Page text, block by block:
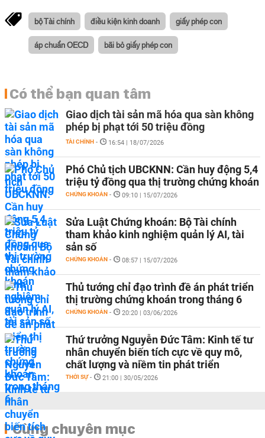
bộ Tài chính điều kiện kinh doanh giấy phép con
áp chuẩn OECD bãi bỏ giấy phép con
Có thể bạn quan tâm
Giao dịch tài sản mã hóa qua sàn không
phép bị phạt tới 50 triệu đồng
TÀI CHÍNH - 16:54 | 18/07/2026
Phó Chủ tịch UBCKNN: Cần huy động 5,4
triệu tỷ đồng qua thị trường chứng khoán
CHỨNG KHOÁN - 09:10 | 15/07/2026
Sửa Luật Chứng khoán: Bộ Tài chính
tham khảo kinh nghiệm quản lý AI, tài
sản số
CHỨNG KHOÁN - 08:57 | 15/07/2026
Thủ tướng chỉ đạo trình đề án phát triển
thị trường chứng khoán trong tháng 6
CHỨNG KHOÁN - 20:20 | 03/06/2026
Thứ trưởng Nguyễn Đức Tâm: Kinh tế tư
nhân chuyển biến tích cực về quy mô,
chất lượng và niềm tin phát triển
THỜI SỰ - 21:00 | 30/05/2026
Cùng chuyên mục